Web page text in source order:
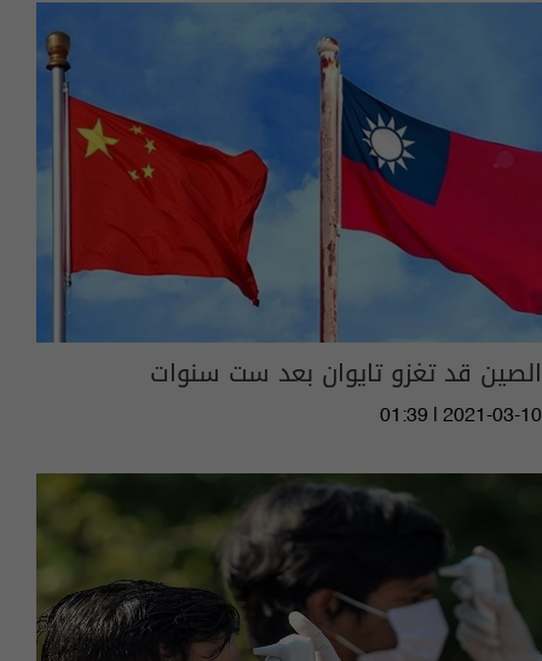
الصين قد تغزو تايوان بعد ست سنوات
01:39 | 2021-03-10